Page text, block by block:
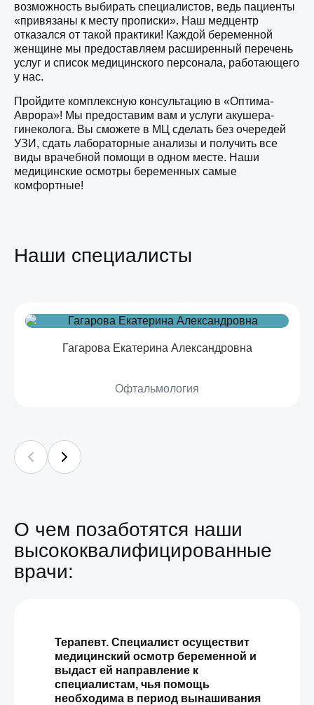
возможность выбирать специалистов, ведь пациенты
«привязаны к месту прописки». Наш медцентр
отказался от такой практики! Каждой беременной
женщине мы предоставляем расширенный перечень
услуг и список медицинского персонала, работающего
у нас.
Пройдите комплексную консультацию в «Оптима-
Аврора»! Мы предоставим вам и услуги акушера-
гинеколога. Вы сможете в МЦ сделать без очередей
УЗИ, сдать лабораторные анализы и получить все
виды врачебной помощи в одном месте. Наши
медицинские осмотры беременных самые
комфортные!
Наши специалисты
Гагарова Екатерина Александровна
Офтальмология
О чем позаботятся наши
высококвалифицированные
врачи:
Терапевт. Специалист осуществит
медицинский осмотр беременной и
выдаст ей направление к
специалистам, чья помощь
необходима в период вынашивания